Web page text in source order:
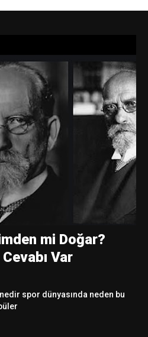
mi Doğar?
Var
spor dünyasında neden bu